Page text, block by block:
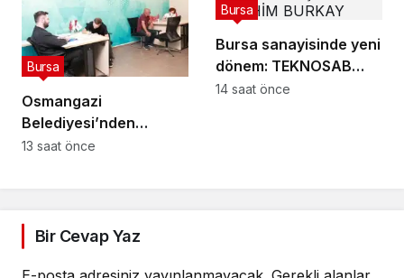
Osmangazi
Belediyesi’nden
istihdam sağlayan
Bursa
13 saat önce
Bursa sanayisinde yeni
dönem: TEKNOSAB
KOBİ OSB ile dev
Bursa
14 saat önce
Bir Cevap Yaz